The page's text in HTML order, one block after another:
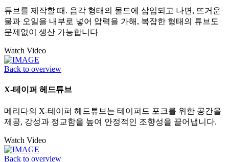
튜브를 제작할 때. 음각 형태의 몰드에 삽입되고 나면, 뜨거운
물과 오일을 내부로 넣어 압력을 가해, 복잡한 형태의 튜브도
문제없이 생산 가능합니다
Watch Video
Back to overview
X-테이퍼 헤드튜브
메리다의 X-테이퍼 헤드튜브는 테이퍼드 포크를 위한 공간을
제공, 강성과 정교함을 높여 안정적인 조향성을 끌어냅니다.
Watch Video
Back to overview